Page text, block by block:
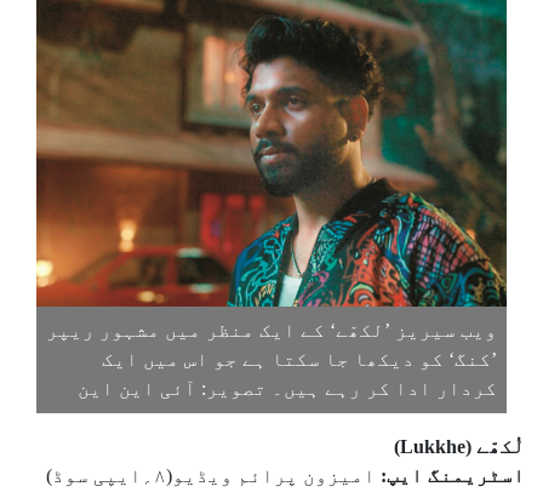
ویب سیریز ’لکھّے‘ کے ایک منظر میں مشہور ریپر
’کنگ‘ کو دیکھا جا سکتا ہے جو اس میں ایک
کردار ادا کر رہے ہیں۔ تصویر: آئی این این
لُکھّے (Lukkhe)
اسٹریمنگ ایپ: امیزون پرائم ویڈیو(۸؍ایپی سوڈ)